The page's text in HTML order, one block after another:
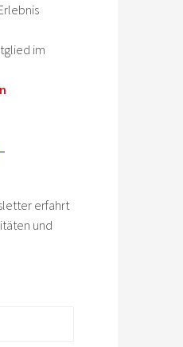
im
erfahrt
und